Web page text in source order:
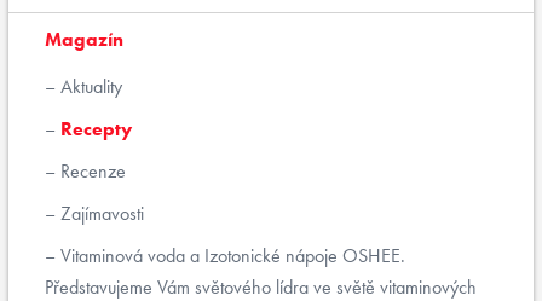
Magazín
Aktuality
Recepty
Recenze
Zajímavosti
Vitaminová voda a Izotonické nápoje OSHEE.
Představujeme Vám světového lídra ve světě vitaminových